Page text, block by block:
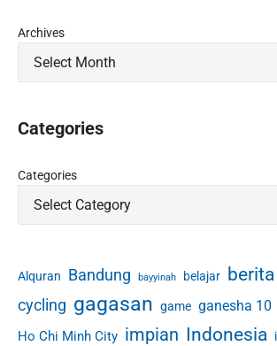
Archives
Categories
Categories
Alquran Bandung bayyinah belajar berita
cycling gagasan game ganesha 10
Ho Chi Minh City impian Indonesia